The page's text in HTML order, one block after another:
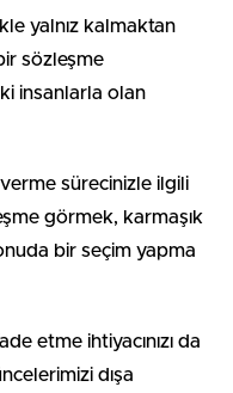
yalnız kalmaktan
sözleşme
insanlarla olan
sürecinizle ilgili
görmek, karmaşık
bir seçim yapma
etme ihtiyacınızı da
dışa